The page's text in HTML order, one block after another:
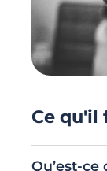
Ce qu'il
Qu’est-